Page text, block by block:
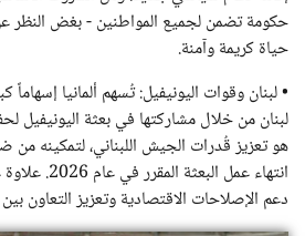
حكومة تضمن لجميع المواطنين - بغض النظر
حياة كريمة وآمنة.
• لبنان وقوات اليونيفيل: تُسهم ألمانيا
لبنان من خلال مشاركتها في بعثة اليونيفيل
هو تعزيز قُدرات الجيش اللبناني، لتمكينه
انتهاء عمل
دعم الإصلاحات الاقتصادية وتعزيز التعاون